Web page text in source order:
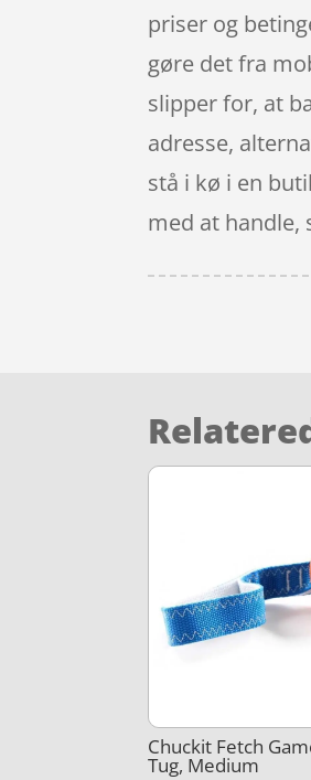
priser og
gøre det fra
slipper for, at
adresse,
stå i kø i en
med at handle,
Chuckit Fetch
Tug, Medium